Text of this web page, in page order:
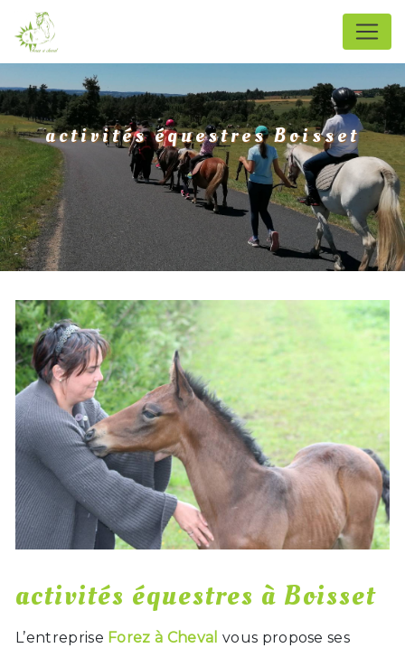
activités équestres Boisset
activités équestres à Boisset
L’entreprise Forez à Cheval vous propose ses
Panneau de gestion des cookies